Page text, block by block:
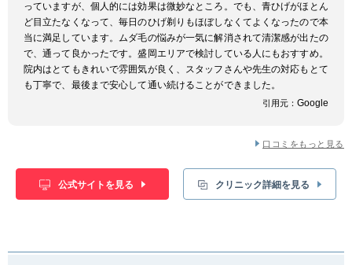
っていますが、個人的には効果は微妙なところ。でも、青ひげがほとん
ど目立たなくなって、毎日のひげ剃りもほぼしなくてよくなったので本
当に満足しています。ムダ毛の悩みが一気に解消されて清潔感が出たの
で、通って良かったです。盛岡エリアで検討している人にもおすすめ。
院内はとてもきれいで雰囲気が良く、スタッフさんや先生の対応もとて
も丁寧で、最後まで安心して通い続けることができました。
引用元： Google
口コミをもっと見る
公式サイトを見る クリニック詳細を見る